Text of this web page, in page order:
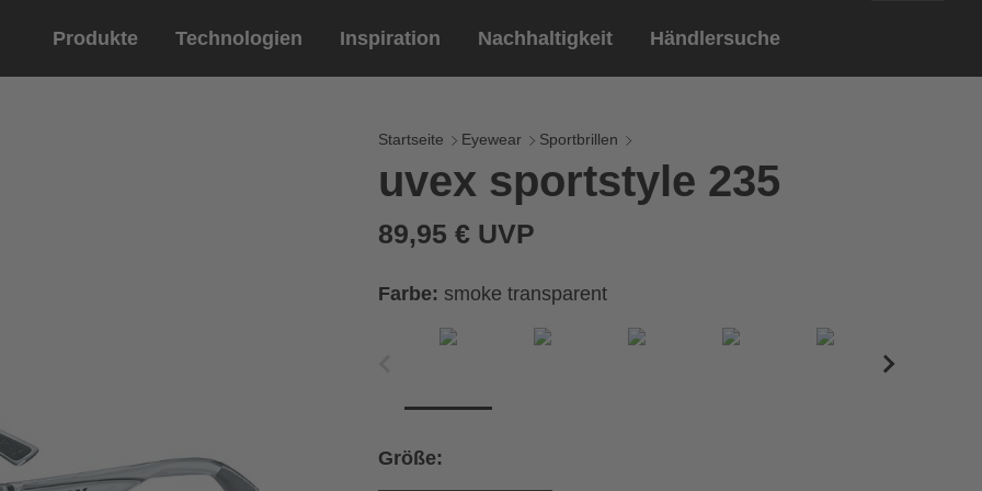
Produkte
Eyewear
Sportbrillen
Lifestyle Brillen
Technologien
Reithandschuhe
Inspiration Nachhaltigkeit Händlersuche
Deutsch
Startseite Eyewear Sportbrillen
uvex sportstyle 235
89,95 € UVP
Farbe: smoke transparent
Größe: